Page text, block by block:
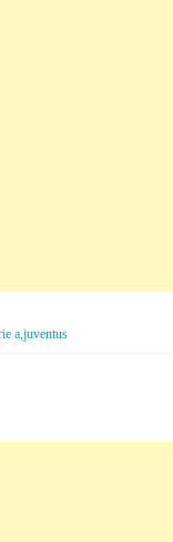
a,juventus